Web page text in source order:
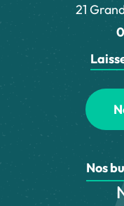
21
Nos